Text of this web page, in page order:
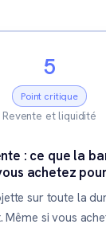
5
Point critique
Revente et liquidité
: ce que la
achetez
sur toute la
Même si vous